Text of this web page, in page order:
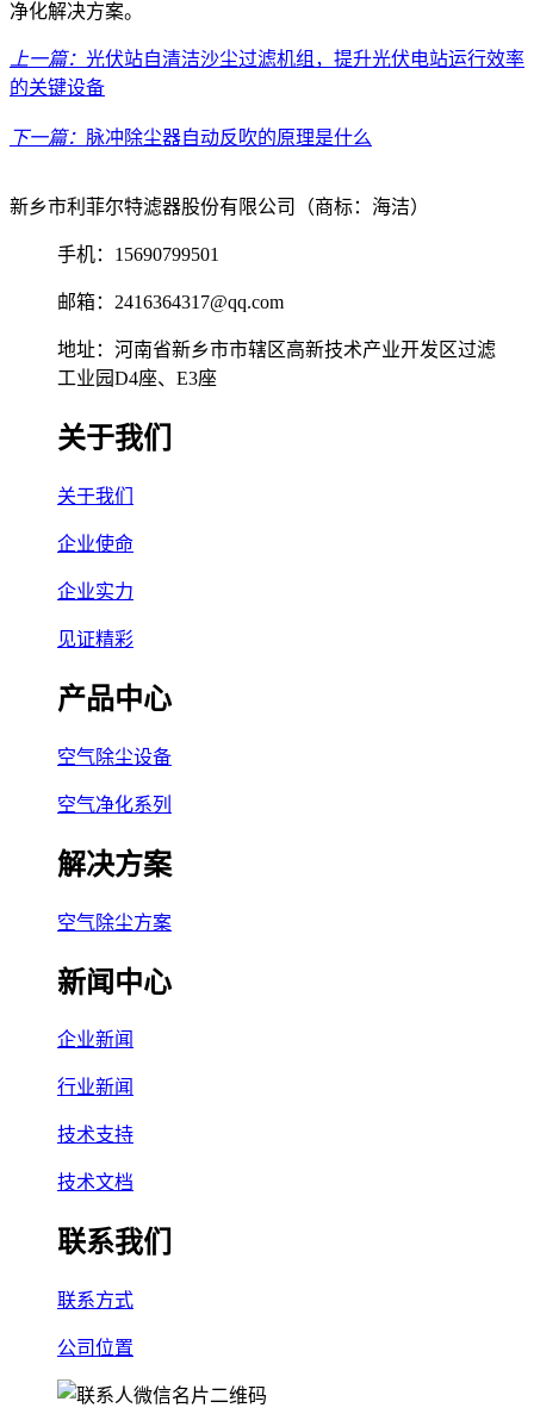
净化解决方案。
上一篇： 光伏站自清洁沙尘过滤机组，提升光伏电站运行效率
的关键设备
下一篇： 脉冲除尘器自动反吹的原理是什么
新乡市利菲尔特滤器股份有限公司（商标：海洁）
手机：15690799501
邮箱：2416364317@qq.com
地址：河南省新乡市市辖区高新技术产业开发区过滤
工业园D4座、E3座
关于我们
关于我们
企业使命
企业实力
见证精彩
产品中心
空气除尘设备
空气净化系列
解决方案
空气除尘方案
新闻中心
企业新闻
行业新闻
技术支持
技术文档
联系我们
联系方式
公司位置